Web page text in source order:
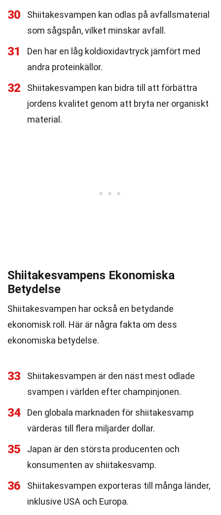
30
Shiitakesvampen kan odlas på avfallsmaterial
som sågspån, vilket minskar avfall.
31
Den har en låg koldioxidavtryck jämfört med
andra proteinkällor.
32
Shiitakesvampen kan bidra till att förbättra
jordens kvalitet genom att bryta ner organiskt
material.
Shiitakesvampens Ekonomiska
Betydelse
Shiitakesvampen har också en betydande
ekonomisk roll. Här är några fakta om dess
ekonomiska betydelse.
33
Shiitakesvampen är den näst mest odlade
svampen i världen efter champinjonen.
34
Den globala marknaden för shiitakesvamp
värderas till flera miljarder dollar.
35
Japan är den största producenten och
konsumenten av shiitakesvamp.
36
Shiitakesvampen exporteras till många länder,
inklusive USA och Europa.